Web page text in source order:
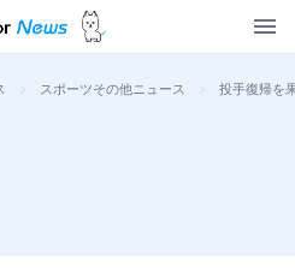
> スポーツその他ニュース > 投手復帰を